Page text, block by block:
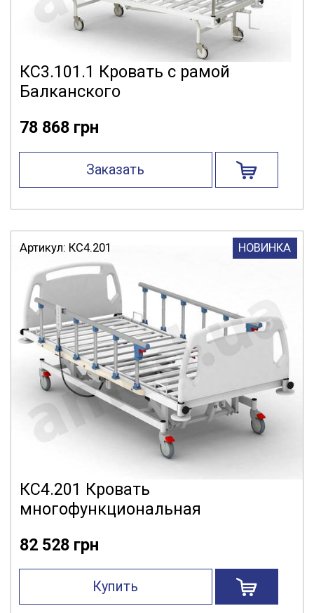
КС3.101.1 Кровать с рамой
Балканского
78 868 грн
Заказать
Артикул: КС4.201 НОВИНКА
КС4.201 Кровать
многофункциональная
82 528 грн
Купить